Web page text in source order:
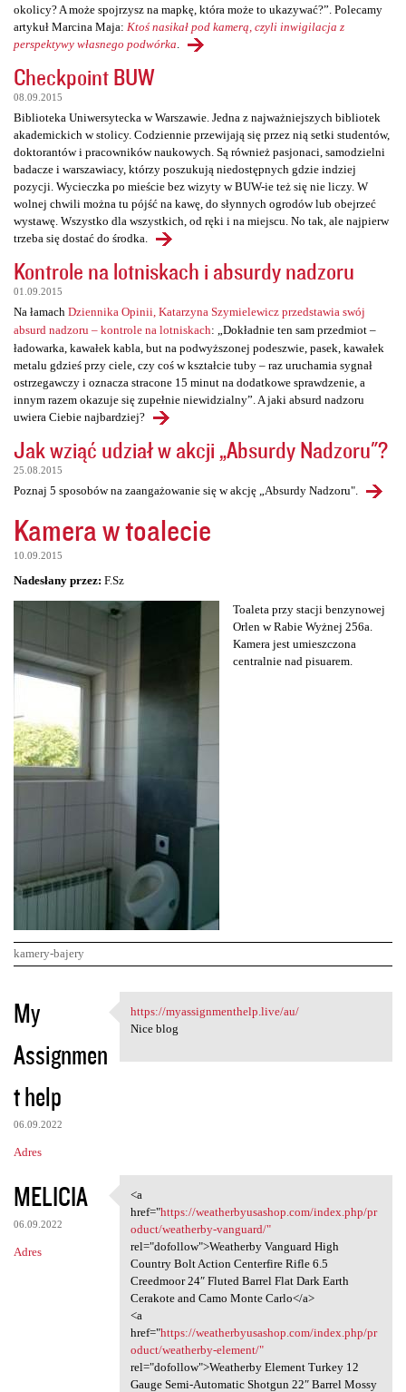
okolicy? A może spojrzysz na mapkę, która może to ukazywać?”. Polecamy
artykuł Marcina Maja: Ktoś nasikał pod kamerą, czyli inwigilacja z
perspektywy własnego podwórka
Checkpoint BUW
08.09.2015
Biblioteka Uniwersytecka w Warszawie. Jedna z najważniejszych bibliotek
akademickich w stolicy. Codziennie przewijają się przez nią setki studentów,
doktorantów i pracowników naukowych. Są również pasjonaci, samodzielni
badacze i warszawiacy, którzy poszukują niedostępnych gdzie indziej
pozycji. Wycieczka po mieście bez wizyty w BUW-ie też się nie liczy. W
wolnej chwili można tu pójść na kawę, do słynnych ogrodów lub obejrzeć
wystawę. Wszystko dla wszystkich, od ręki i na miejscu. No tak, ale najpierw
trzeba się dostać do środka.
Kontrole na lotniskach i absurdy nadzoru
01.09.2015
Na łamach Dziennika Opinii, Katarzyna Szymielewicz przedstawia swój
absurd nadzoru – kontrole na lotniskach: „Dokładnie ten sam przedmiot –
ładowarka, kawałek kabla, but na podwyższonej podeszwie, pasek, kawałek
metalu gdzieś przy ciele, czy coś w kształcie tuby – raz uruchamia sygnał
ostrzegawczy i oznacza stracone 15 minut na dodatkowe sprawdzenie, a
innym razem okazuje się zupełnie niewidzialny”. A jaki absurd nadzoru
uwiera Ciebie najbardziej?
Jak wziąć udział w akcji „Absurdy Nadzoru"?
25.08.2015
Poznaj 5 sposobów na zaangażowanie się w akcję „Absurdy Nadzoru".
Kamera w toalecie
10.09.2015
Nadesłany przez: F.Sz
Toaleta przy stacji benzynowej
Orlen w Rabie Wyżnej 256a.
Kamera jest umieszczona
centralnie nad pisuarem.
kamery-bajery
K
o
m
n
t
a
r
z
e
My
Assignmen
t help
06.09.2022
Adres
https://myassignmenthelp.live
https://myassignmenthelp.live/au/
Nice blog
MELICIA
06.09.2022
Adres
<a href="https:/
<a
href="https://weatherbyusashop.com/index.php/pr
oduct/weatherby-vanguard/"
rel="dofollow">Weatherby Vanguard High
Country Bolt Action Centerfire Rifle 6.5
Creedmoor 24″ Fluted Barrel Flat Dark Earth
Cerakote and Camo Monte Carlo</a>
<a
href="https://weatherbyusashop.com/index.php/pr
oduct/weatherby-element/"
rel="dofollow">Weatherby Element Turkey 12
Gauge Semi-Automatic Shotgun 22″ Barrel Mossy